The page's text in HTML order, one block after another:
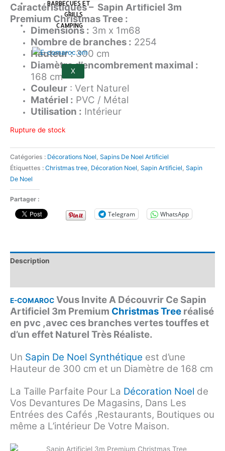
BARBECUES ET
GRILLS
CAMPING
X
Caractéristiques – Sapin Artificiel 3m
Premium Christmas Tree :
Dimensions : 3m x 1m68
Nombre de branches : 2254
Hauteur :300 cm
Diamètre d’encombrement maximal :
168 cm
Couleur : Vert Naturel
Matériel : PVC / Métal
Utilisation : Intérieur
Rupture de stock
Catégories : Décorations Noel Sapins De Noel Artificiel
Étiquettes : Christmas tree Décoration Noel Sapin Artificiel Sapin
De Noel
Partager :
Telegram WhatsApp
Description
E-COMAROC Vous Invite A Découvrir Ce Sapin
Artificiel 3m Premium Christmas Tree réalisé
en pvc ,avec ces branches vertes touffes et
d’un effet Naturel Très Réaliste.
Un Sapin De Noel Synthétique est d’une
Hauteur de 300 cm et un Diamètre de 168 cm
La Taille Parfaite Pour La Décoration Noel de
Vos Devantures De Magasins, Dans Les
Entrées des Cafés ,Restaurants, Boutiques ou
même a L’intérieur De Votre Maison.